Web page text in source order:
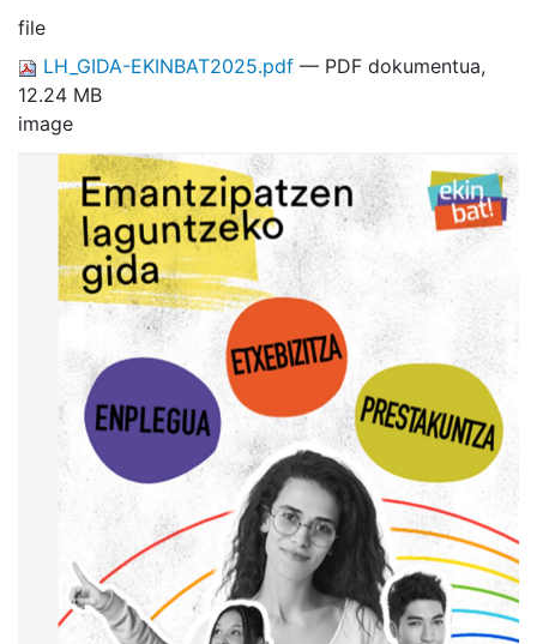
file
LH_GIDA-EKINBAT2025.pdf — PDF dokumentua,
12.24 MB
image